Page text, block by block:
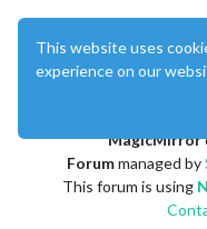
MagicMirror
Forummanaged by
This forum is using
This website uses
experience on our